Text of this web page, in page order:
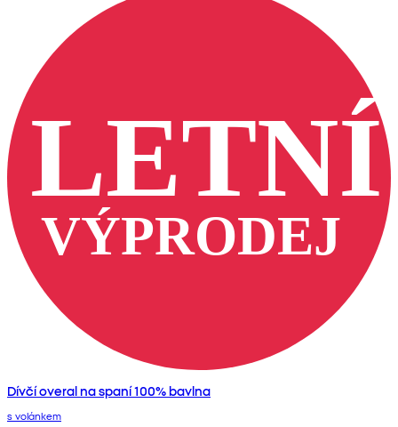
Dívčí overal na spaní 100% bavlna
s volánkem